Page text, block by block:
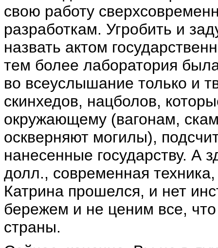
свою работу
разработкам. Угробить и
назвать актом
тем более лаборатория
во всеуслышание только и
скинхедов, нацболов,
окружающему (вагонам,
оскверняют могилы),
нанесенные государству. А
долл., современная
Катрина прошелся, и нет
бережем и не ценим все,
страны.